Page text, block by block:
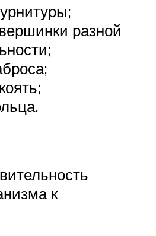
разной
к